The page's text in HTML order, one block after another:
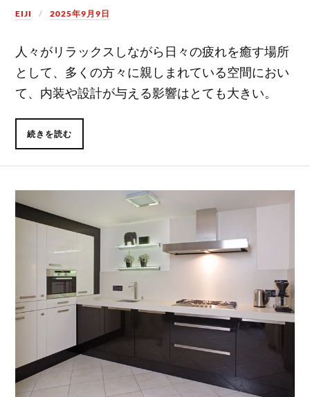
EIJI 2025年9月9日
人々がリラックスしながら日々の疲れを癒す場所
として、多くの方々に親しまれている空間におい
て、内装や設計が与える影響はとても大きい。
続きを読む